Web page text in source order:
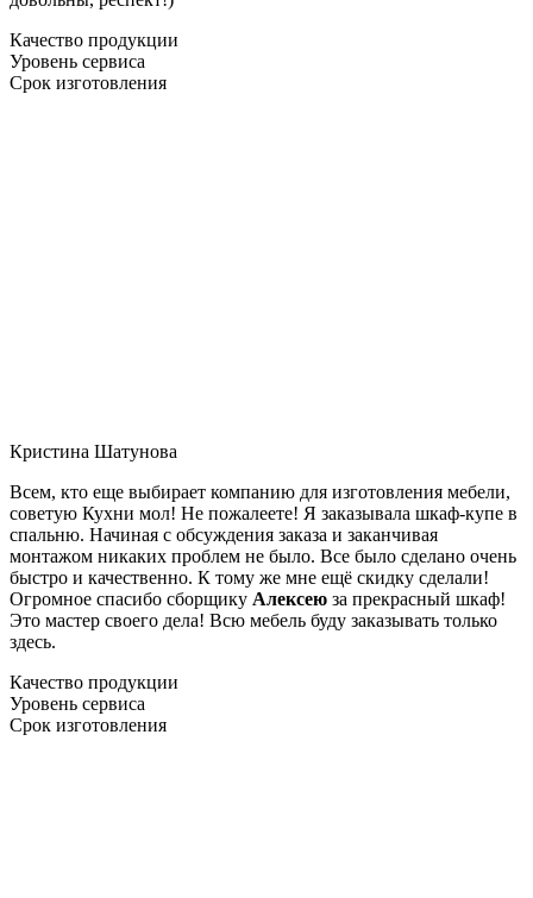
Качество продукции
Уровень сервиса
Срок изготовления
Кристина Шатунова
Всем, кто еще выбирает компанию для изготовления мебели,
советую Кухни мол! Не пожалеете! Я заказывала шкаф-купе в
спальню. Начиная с обсуждения заказа и заканчивая
монтажом никаких проблем не было. Все было сделано очень
быстро и качественно. К тому же мне ещё скидку сделали!
Огромное спасибо сборщику Алексею за прекрасный шкаф!
Это мастер своего дела! Всю мебель буду заказывать только
здесь.
Качество продукции
Уровень сервиса
Срок изготовления